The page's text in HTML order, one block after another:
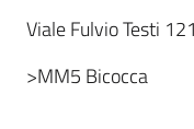
Viale Fulvio Testi 121
>MM5 Bicocca